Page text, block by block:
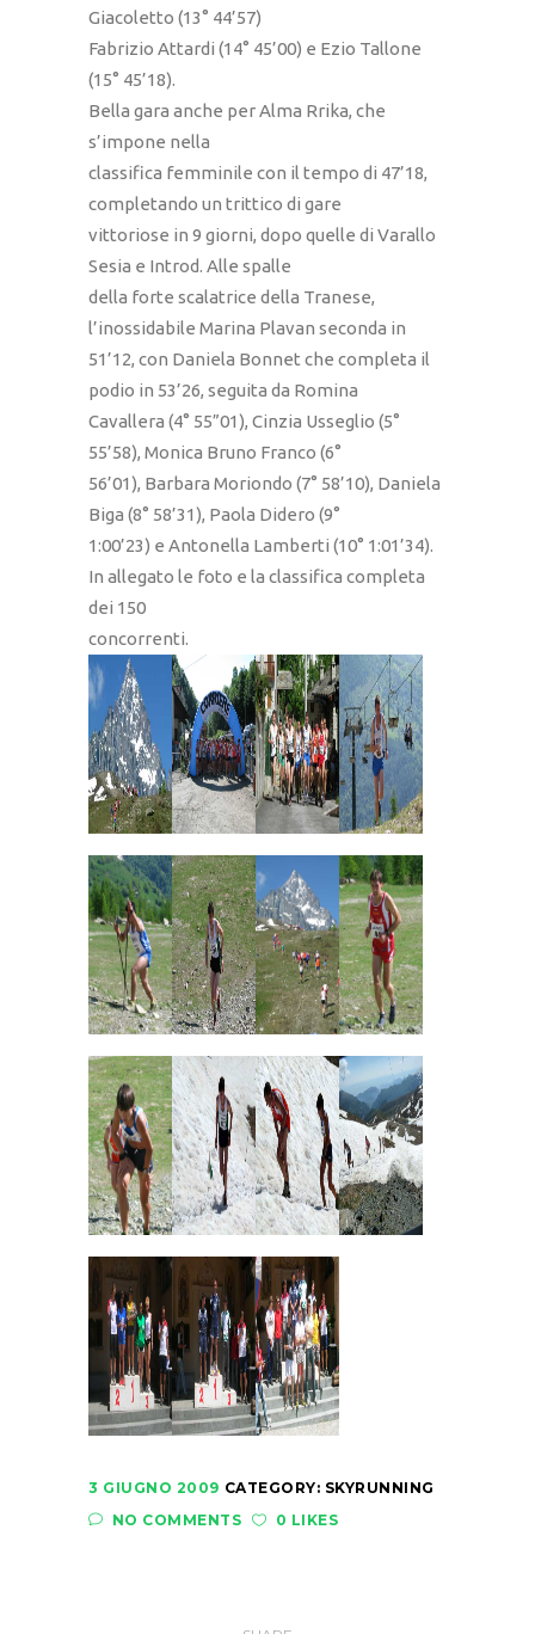
Giacoletto (13° 44’57)
Fabrizio Attardi (14° 45’00) e Ezio Tallone
(15° 45’18).
Bella gara anche per Alma Rrika, che
s’impone nella
classifica femminile con il tempo di 47’18,
completando un trittico di gare
vittoriose in 9 giorni, dopo quelle di Varallo
Sesia e Introd. Alle spalle
della forte scalatrice della Tranese,
l’inossidabile Marina Plavan seconda in
51’12, con Daniela Bonnet che completa il
podio in 53’26, seguita da Romina
Cavallera (4° 55”01), Cinzia Usseglio (5°
55’58), Monica Bruno Franco (6°
56’01), Barbara Moriondo (7° 58’10), Daniela
Biga (8° 58’31), Paola Didero (9°
1:00’23) e Antonella Lamberti (10° 1:01’34).
In allegato le foto e la classifica completa
dei 150
concorrenti.
3 GIUGNO 2009 CATEGORY: SKYRUNNING
NO COMMENTS
0 LIKES